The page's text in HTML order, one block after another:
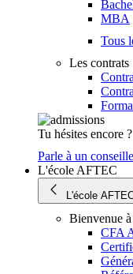
MBA
Tous
Les contrats
Tu hésites encore ?
Parle à un
L'école AFTEC
L'école
Bienvenue
CFA